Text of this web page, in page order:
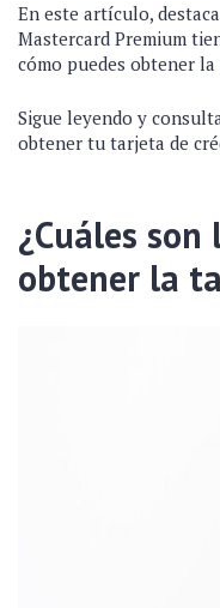
En este artículo,
Mastercard Premium
cómo puedes obtener
Sigue leyendo y
obtener tu tarjeta de
¿Cuáles
obtener la